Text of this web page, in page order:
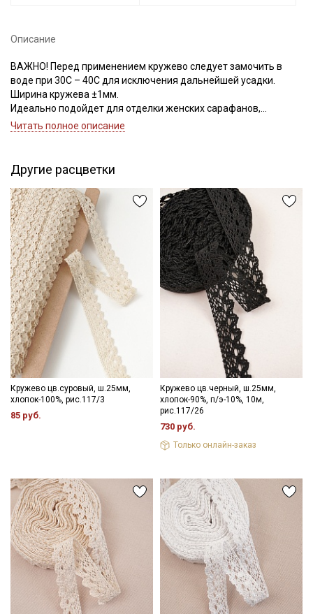
Описание
ВАЖНО! Перед применением кружево следует замочить в
воде при 30С – 40С для исключения дальнейшей усадки.
Ширина кружева ±1мм.
Идеально подойдет для отделки женских сарафанов,
платьев, юбок, рукавов.
творческих работ в различных техниках,
Цветопередача может отличаться от оригинального цвета в
зависимости от настроек вашего монитора.
Читать полное описание
Другие расцветки
Кружево цв.суровый, ш.25мм,
хлопок-100%, рис.117/3
85 руб.
Кружево цв.черный, ш.25мм,
хлопок-90%, п/э-10%, 10м,
рис.117/26
730 руб.
Только онлайн-заказ